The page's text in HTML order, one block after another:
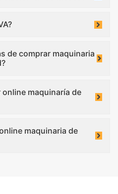
de comprar maquinaria
maquinaría de
maquinaria de